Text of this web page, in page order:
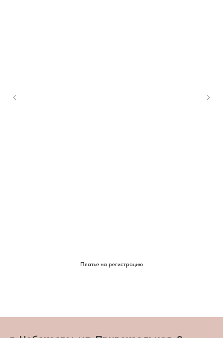
Платье на регистрацию